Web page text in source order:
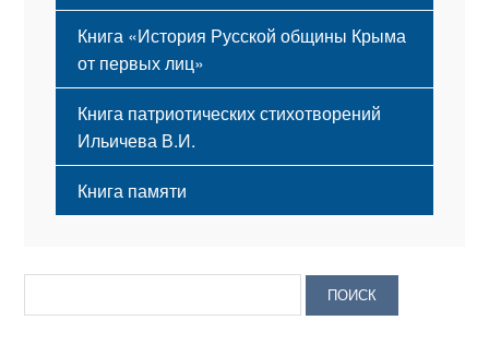
Книга «История Русской общины Крыма
от первых лиц»
Книга патриотических стихотворений
Ильичева В.И.
Книга памяти